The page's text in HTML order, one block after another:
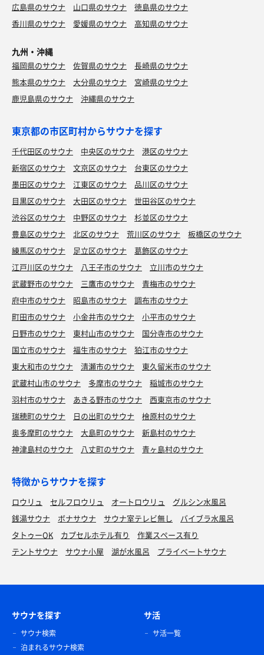
広島県のサウナ
山口県のサウナ
徳島県のサウナ
香川県のサウナ
愛媛県のサウナ 高知県のサウナ
九州・沖縄
福岡県のサウナ 佐賀県のサウナ
長崎県のサウナ
熊本県のサウナ
大分県のサウナ
宮崎県のサウナ
鹿児島県のサウナ
沖縄県のサウナ
東京都の市区町村からサウナを探す
千代田区のサウナ 中央区のサウナ
港区のサウナ
新宿区のサウナ
文京区のサウナ
台東区のサウナ
墨田区のサウナ
江東区のサウナ
品川区のサウナ
目黒区のサウナ
大田区のサウナ
世田谷区のサウナ
渋谷区のサウナ
中野区のサウナ
杉並区のサウナ
豊島区のサウナ
北区のサウナ 荒川区のサウナ
板橋区のサウナ
練馬区のサウナ
足立区のサウナ
葛飾区のサウナ
江戸川区のサウナ
八王子市のサウナ
立川市のサウナ
武蔵野市のサウナ
三鷹市のサウナ
青梅市のサウナ
府中市のサウナ
昭島市のサウナ
調布市のサウナ
町田市のサウナ
小金井市のサウナ
小平市のサウナ
日野市のサウナ
東村山市のサウナ
国分寺市のサウナ
国立市のサウナ
福生市のサウナ
狛江市のサウナ
東大和市のサウナ
清瀬市のサウナ
東久留米市のサウナ
武蔵村山市のサウナ
多摩市のサウナ
稲城市のサウナ
羽村市のサウナ
あきる野市のサウナ
西東京市のサウナ
瑞穂町のサウナ
日の出町のサウナ
檜原村のサウナ
奥多摩町のサウナ
大島町のサウナ
新島村のサウナ
神津島村のサウナ
八丈町のサウナ 青ヶ島村のサウナ
特徴からサウナを探す
ロウリュ セルフロウリュ オートロウリュ
グルシン水風呂
銭湯サウナ
ボナサウナ サウナ室テレビ無し
バイブラ水風呂
タトゥーOK
カプセルホテル有り
作業スペース有り
テントサウナ
サウナ小屋 湖が水風呂 プライベートサウナ
サウナを探す
サウナ検索
泊まれるサウナ検索
サ活
サ活一覧